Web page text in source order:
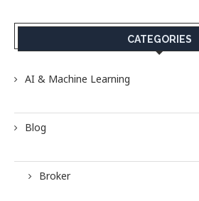
CATEGORIES
AI & Machine Learning
Blog
Broker